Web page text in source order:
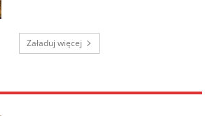
Załaduj więcej